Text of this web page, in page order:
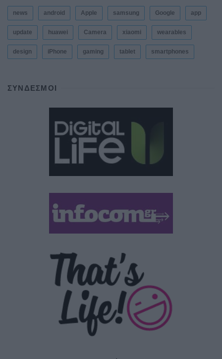
news android Apple samsung Google app
update huawei Camera xiaomi wearables
design iPhone gaming tablet smartphones
ΣΎΝΔΕΣΜΟΙ